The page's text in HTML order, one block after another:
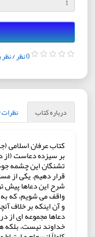
0 نظر /
درباره کتاب نظرات
بر سیزده دعاست (از
تشنگان این چشمه
قرار دهیم. یکی از
شرح این دعاها پیش
واقف می شویم، که به
و آن اینکه بر خلاف
دعاها مجموعه ای از
خداوند نیست، بلکه